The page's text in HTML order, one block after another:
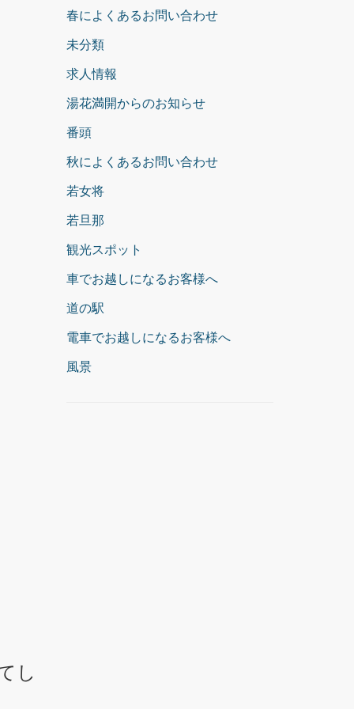
し
春によくあるお問い合わせ
未分類
求人情報
湯花満開からのお知らせ
番頭
秋によくあるお問い合わせ
若女将
若旦那
観光スポット
車でお越しになるお客様へ
道の駅
電車でお越しになるお客様へ
風景